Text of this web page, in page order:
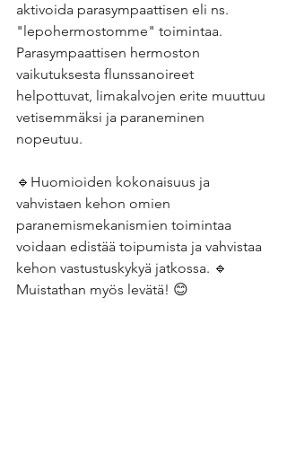
aktivoida parasympaattisen eli ns.
"lepohermostomme" toimintaa.
Parasympaattisen hermoston
vaikutuksesta flunssanoireet
helpottuvat, limakalvojen erite muuttuu
vetisemmäksi ja paraneminen
nopeutuu.
🔹Huomioiden kokonaisuus ja
vahvistaen kehon omien
paranemismekanismien toimintaa
voidaan edistää toipumista ja vahvistaa
kehon vastustuskykyä jatkossa. 🔹
Muistathan myös levätä! 😊